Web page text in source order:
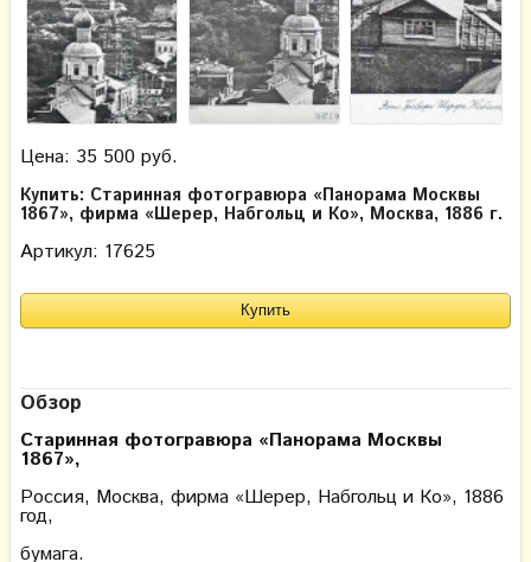
Цена: 35 500 руб.
Купить: Старинная фотогравюра «Панорама Москвы
1867», фирма «Шерер, Набгольц и Ко», Москва, 1886 г.
Артикул: 17625
Обзор
Старинная фотогравюра «Панорама Москвы
1867»,
Россия, Москва, фирма «Шерер, Набгольц и Ко», 1886
год,
бумага.